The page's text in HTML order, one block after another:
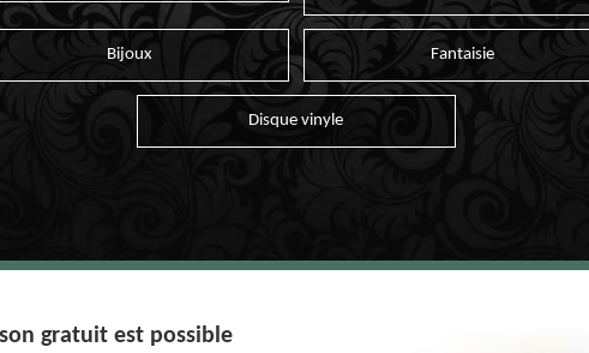
Bijoux Fantaisie
Disque vinyle
gratuit est possible